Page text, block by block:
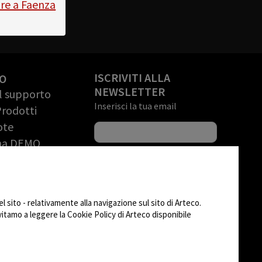
a Faenza
supporto
DEMO
ISCRIVITI ALLA
NEWSLETTER
Inserisci la tua email
sito - relativamente alla navigazione sul sito di Arteco.
a leggere la Cookie Policy di Arteco disponibile